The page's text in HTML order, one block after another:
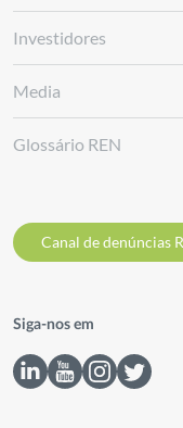
Investidores
Media
Glossário REN
Canal de denúncias
Siga-nos em